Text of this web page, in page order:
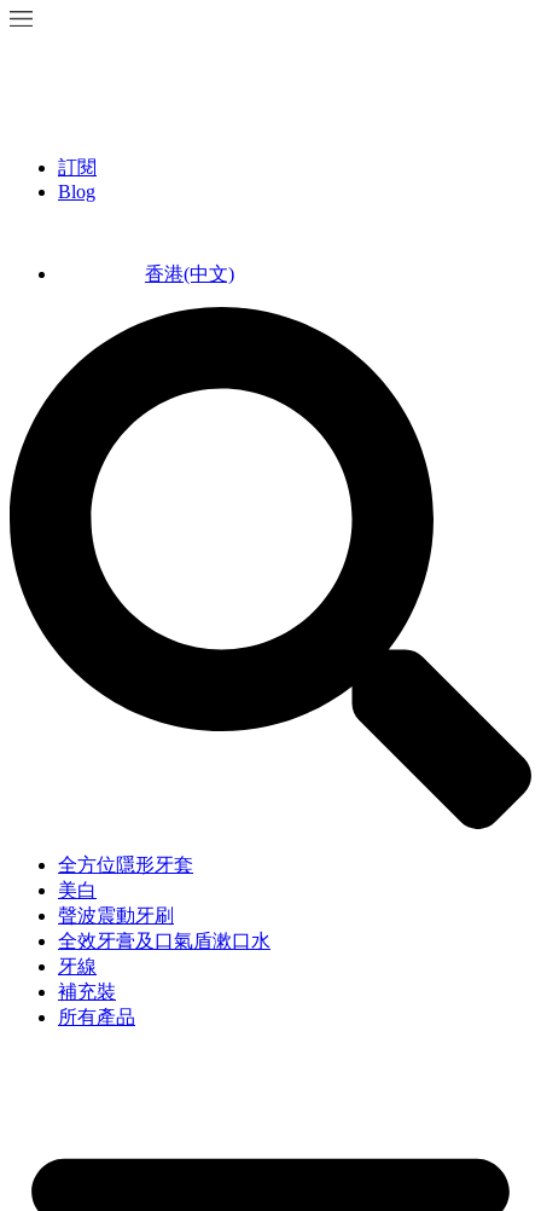
訂閱
Blog
香港(中文)
全方位隱形牙套
美白
聲波震動牙刷
全效牙膏及口氣盾漱口水
牙線
補充裝
所有產品